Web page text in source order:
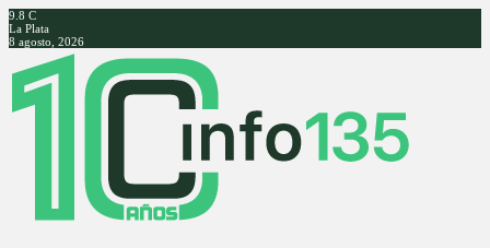
9.8 C
La Plata
8 agosto, 2026
Facebook
Twitter
Instagram
Youtube